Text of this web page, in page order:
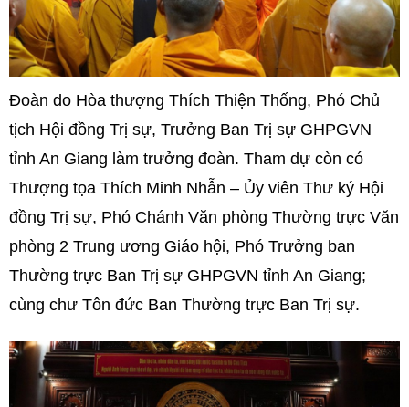
Đoàn do Hòa thượng Thích Thiện Thống, Phó Chủ
tịch Hội đồng Trị sự, Trưởng Ban Trị sự GHPGVN
tỉnh An Giang làm trưởng đoàn. Tham dự còn có
Thượng tọa Thích Minh Nhẫn – Ủy viên Thư ký Hội
đồng Trị sự, Phó Chánh Văn phòng Thường trực Văn
phòng 2 Trung ương Giáo hội, Phó Trưởng ban
Thường trực Ban Trị sự GHPGVN tỉnh An Giang;
cùng chư Tôn đức Ban Thường trực Ban Trị sự.